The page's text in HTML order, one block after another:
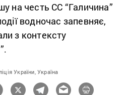
на честь СС “Галичина”
водночас запевняє,
з контексту
України, Україна